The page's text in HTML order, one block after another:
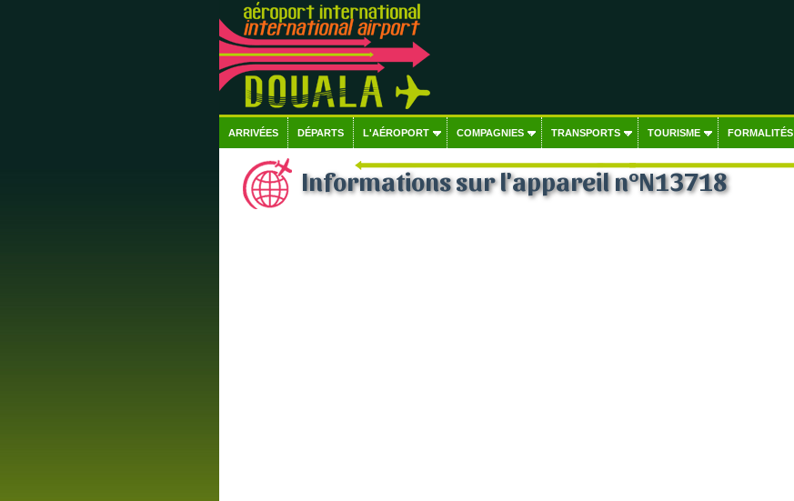
ARRIVÉES DÉPARTS L'AÉROPORT COMPAGNIES TRANSPORTS TOURISME FORMALITÉS
Informations sur l'appareil n°N13718